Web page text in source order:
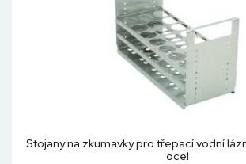
Stojany na zkumavky pro třepací vodní
ocel